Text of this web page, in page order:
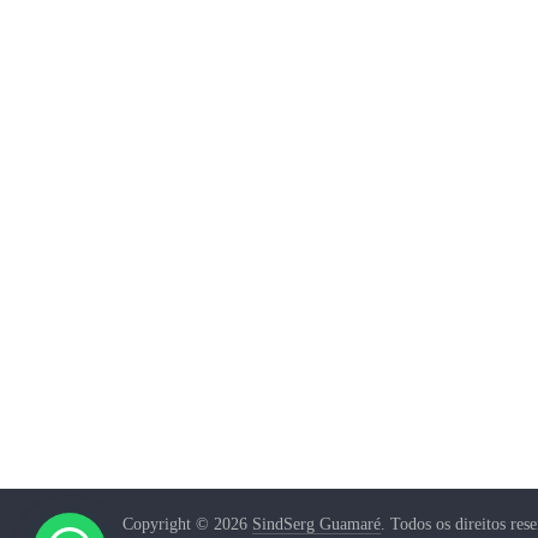
Copyright © 2026 SindSerg Guamaré. Todos os direitos